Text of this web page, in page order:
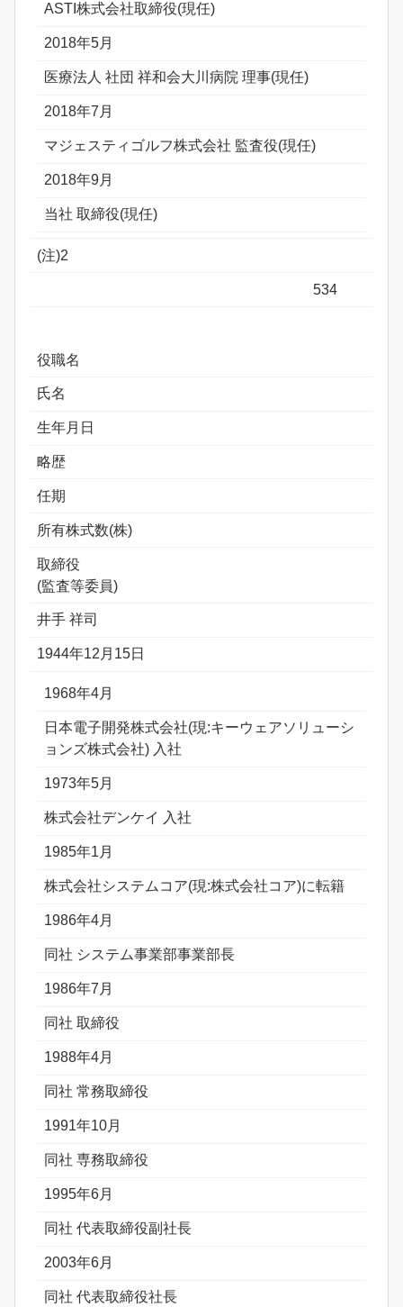
ASTI株式会社取締役(現任)
2018年5月
医療法人 社団 祥和会大川病院 理事(現任)
2018年7月
マジェスティゴルフ株式会社 監査役(現任)
2018年9月
当社 取締役(現任)
(注)2
534
役職名
氏名
生年月日
略歴
任期
所有株式数(株)
取締役
(監査等委員)
井手 祥司
1944年12月15日
1968年4月
日本電子開発株式会社(現:キーウェアソリューシ
ョンズ株式会社) 入社
1973年5月
株式会社デンケイ 入社
1985年1月
株式会社システムコア(現:株式会社コア)に転籍
1986年4月
同社 システム事業部事業部長
1986年7月
同社 取締役
1988年4月
同社 常務取締役
1991年10月
同社 専務取締役
1995年6月
同社 代表取締役副社長
2003年6月
同社 代表取締役社長